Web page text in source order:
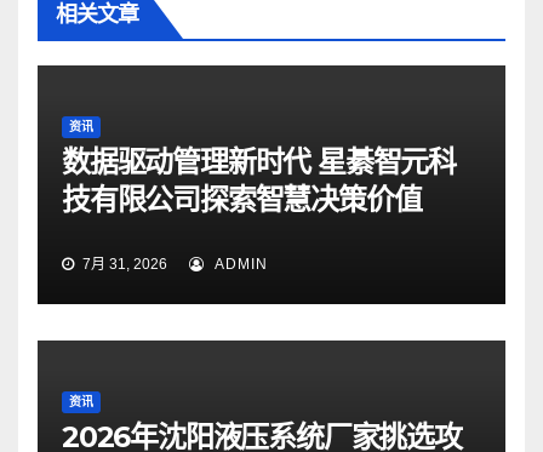
相关文章
资讯
数据驱动管理新时代 星綦智元科
技有限公司探索智慧决策价值
7月 31, 2026 ADMIN
资讯
2026年沈阳液压系统厂家挑选攻